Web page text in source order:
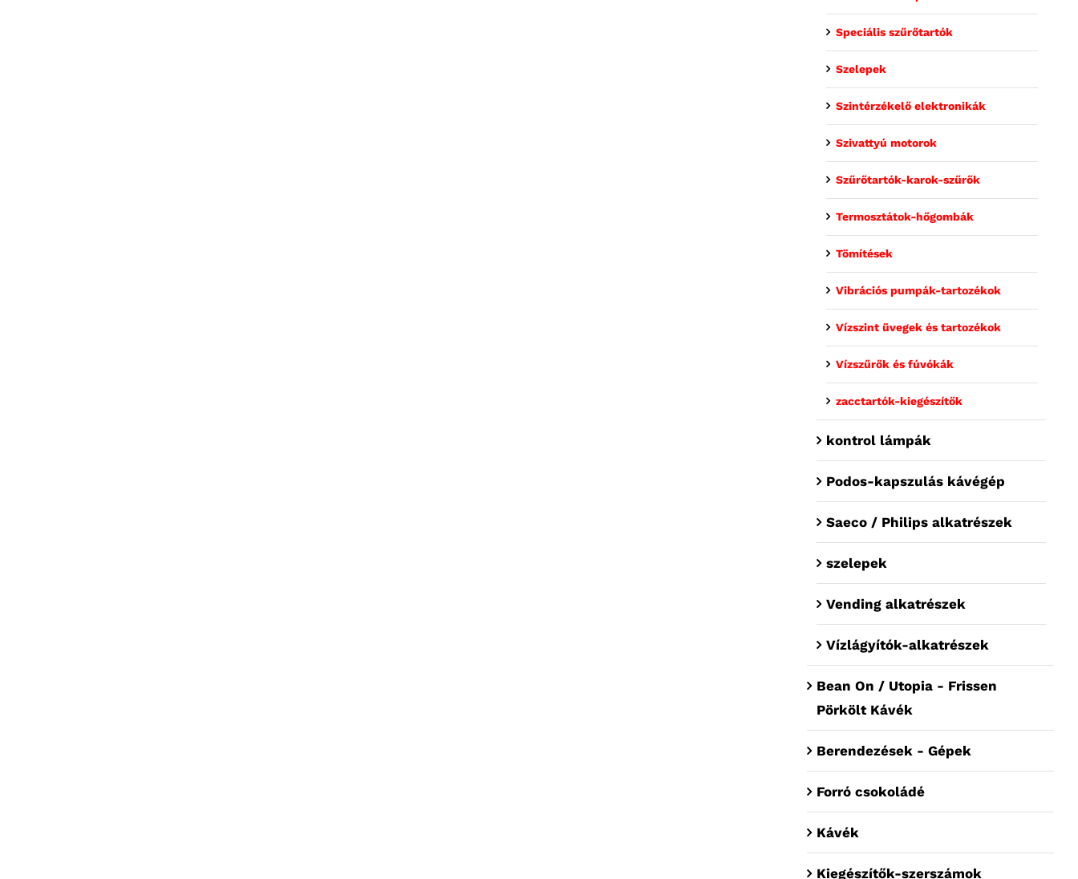
Speciális szűrőtartók
Szelepek
Szintérzékelő elektronikák
Szivattyú motorok
Szűrőtartók-karok-szűrők
Termosztátok-hőgombák
Tömítések
Vibrációs pumpák-tartozékok
Vízszint üvegek és tartozékok
Vízszűrők és fúvókák
zacctartók-kiegészítők
kontrol lámpák
Podos-kapszulás kávégép
Saeco / Philips alkatrészek
szelepek
Vending alkatrészek
Vízlágyítók-alkatrészek
Bean On / Utopia - Frissen
Pörkölt Kávék
Berendezések - Gépek
Forró csokoládé
Kávék
Kiegészítők-szerszámok